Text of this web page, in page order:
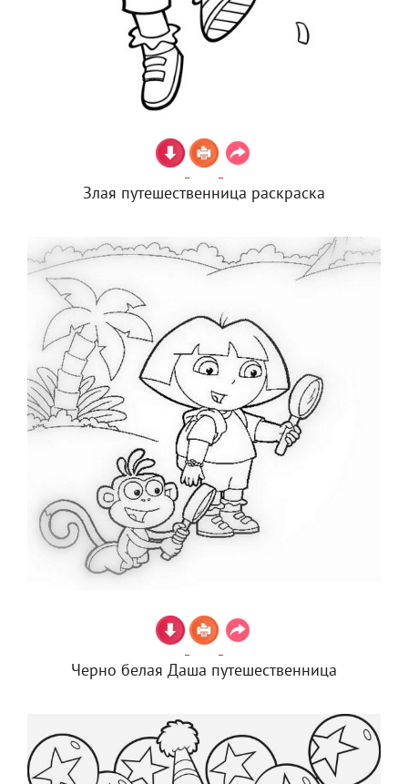
Злая путешественница раскраска
Черно белая Даша путешественница